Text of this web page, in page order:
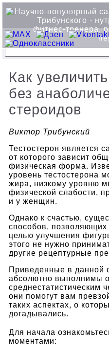
Как
без
стероидов
Виктор Трибунский
Тестостерон является
от которого зависит
физическая форма.
уровень тестостерона
жира, низкому уровню
физической слабости,
и у женщин.
Однако к счастью,
способов, позволяющих
целью улучшения
этого не нужно
другие рецептурные
Приведенные в данной
абсолютно выполнимы
среднестатистическим
они помогут вам
таких аспектах, о
догадывались.
Для начала
моментами: